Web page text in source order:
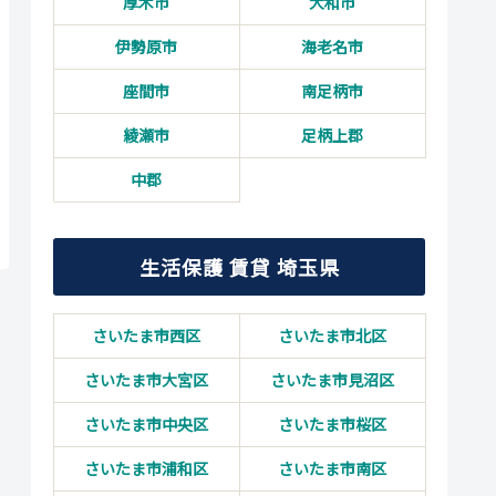
伊勢原市
海老名市
座間市
南足柄市
綾瀬市
足柄上郡
中郡
生活保護 賃貸 埼玉県
さいたま市西区
さいたま市北区
さいたま市大宮区
さいたま市見沼区
さいたま市中央区
さいたま市桜区
さいたま市浦和区
さいたま市南区